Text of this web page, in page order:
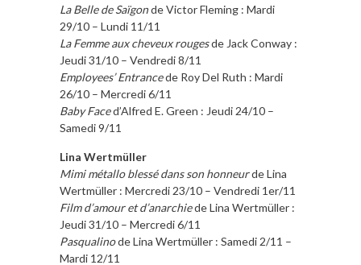
La Belle de Saïgonde Victor Fleming : Mardi
29/10 – Lundi 11/11
La Femme aux cheveux rougesde Jack Conway :
Jeudi 31/10 – Vendredi 8/11
Employees’ Entrancede Roy Del Ruth : Mardi
26/10 – Mercredi 6/11
Baby Faced’Alfred E. Green : Jeudi 24/10 –
Samedi 9/11
Lina Wertmüller
Mimi métallo blessé dans son honneurde Lina
Wertmüller : Mercredi 23/10 – Vendredi 1er/11
Film d’amour et d’anarchiede Lina Wertmüller :
Jeudi 31/10 – Mercredi 6/11
Pasqualinode Lina Wertmüller : Samedi 2/11 –
Mardi 12/11